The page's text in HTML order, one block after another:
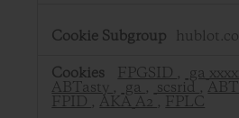
FPGSID ,
ABTasty , _ga , _scsrid ,
FPID , AKA_A2 , FPLC